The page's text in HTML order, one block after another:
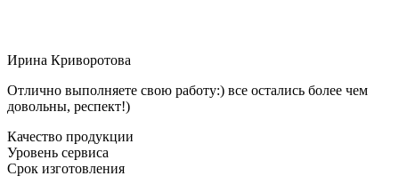
Ирина Криворотова
Отлично выполняете свою работу:) все остались более чем
довольны, респект!)
Качество продукции
Уровень сервиса
Срок изготовления